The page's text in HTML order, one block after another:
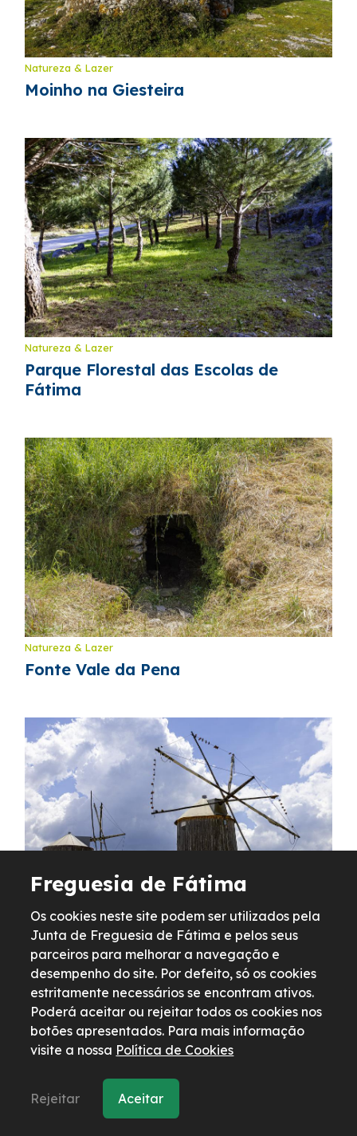
Natureza & Lazer
Moinho na Giesteira
Natureza & Lazer
Parque Florestal das Escolas de
Fátima
Natureza & Lazer
Fonte Vale da Pena
Moinhos na Fazarga
Freguesia de Fátima
Os cookies neste site podem ser utilizados pela
Junta de Freguesia de Fátima e pelos seus
parceiros para melhorar a navegação e
desempenho do site. Por defeito, só os cookies
estritamente necessários se encontram ativos.
Poderá aceitar ou rejeitar todos os cookies nos
botões apresentados. Para mais informação
visite a nossa Política de Cookies
Rejeitar Aceitar